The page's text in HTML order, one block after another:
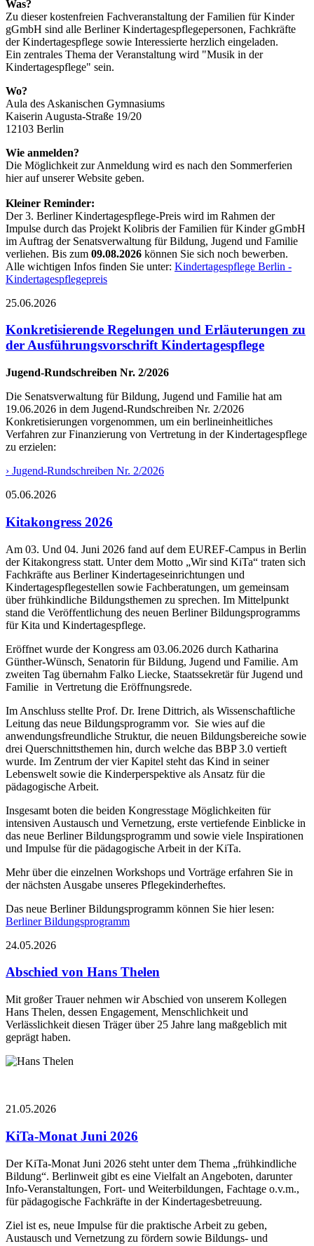
Was?
Zu dieser kostenfreien Fachveranstaltung der Familien für Kinder
gGmbH sind alle Berliner Kindertagespflegepersonen, Fachkräfte
der Kindertagespflege sowie Interessierte herzlich eingeladen.
Ein zentrales Thema der Veranstaltung wird "Musik in der
Kindertagespflege" sein.
Wo?
Aula des Askanischen Gymnasiums
Kaiserin Augusta-Straße 19/20
12103 Berlin
Wie anmelden?
Die Möglichkeit zur Anmeldung wird es nach den Sommerferien
hier auf unserer Website geben.
Kleiner Reminder:
Der 3. Berliner Kindertagespflege-Preis wird im Rahmen der
Impulse durch das Projekt Kolibris der Familien für Kinder gGmbH
im Auftrag der Senatsverwaltung für Bildung, Jugend und Familie
verliehen. Bis zum 09.08.2026 können Sie sich noch bewerben.
Alle wichtigen Infos finden Sie unter: Kindertagespflege Berlin -
Kindertagespflegepreis
25.06.2026
Konkretisierende Regelungen und Erläuterungen zu
der Ausführungsvorschrift Kindertagespflege
Jugend-Rundschreiben Nr. 2/2026
Die Senatsverwaltung für Bildung, Jugend und Familie hat am
19.06.2026 in dem Jugend-Rundschreiben Nr. 2/2026
Konkretisierungen vorgenommen, um ein berlineinheitliches
Verfahren zur Finanzierung von Vertretung in der Kindertagespflege
zu erzielen:
› Jugend-Rundschreiben Nr. 2/2026
05.06.2026
Kitakongress 2026
Am 03. Und 04. Juni 2026 fand auf dem EUREF-Campus in Berlin
der Kitakongress statt. Unter dem Motto „Wir sind KiTa“ traten sich
Fachkräfte aus Berliner Kindertageseinrichtungen und
Kindertagespflegestellen sowie Fachberatungen, um gemeinsam
über frühkindliche Bildungsthemen zu sprechen. Im Mittelpunkt
stand die Veröffentlichung des neuen Berliner Bildungsprogramms
für Kita und Kindertagespflege.
Eröffnet wurde der Kongress am 03.06.2026 durch Katharina
Günther-Wünsch, Senatorin für Bildung, Jugend und Familie. Am
zweiten Tag übernahm Falko Liecke, Staatssekretär für Jugend und
Familie in Vertretung die Eröffnungsrede.
Im Anschluss stellte Prof. Dr. Irene Dittrich, als Wissenschaftliche
Leitung das neue Bildungsprogramm vor. Sie wies auf die
anwendungsfreundliche Struktur, die neuen Bildungsbereiche sowie
drei Querschnittsthemen hin, durch welche das BBP 3.0 vertieft
wurde. Im Zentrum der vier Kapitel steht das Kind in seiner
Lebenswelt sowie die Kinderperspektive als Ansatz für die
pädagogische Arbeit.
Insgesamt boten die beiden Kongresstage Möglichkeiten für
intensiven Austausch und Vernetzung, erste vertiefende Einblicke in
das neue Berliner Bildungsprogramm und sowie viele Inspirationen
und Impulse für die pädagogische Arbeit in der KiTa.
Mehr über die einzelnen Workshops und Vorträge erfahren Sie in
der nächsten Ausgabe unseres Pflegekinderheftes.
Das neue Berliner Bildungsprogramm können Sie hier lesen:
Berliner Bildungsprogramm
24.05.2026
Abschied von Hans Thelen
Mit großer Trauer nehmen wir Abschied von unserem Kollegen
Hans Thelen, dessen Engagement, Menschlichkeit und
Verlässlichkeit diesen Träger über 25 Jahre lang maßgeblich mit
geprägt haben.
21.05.2026
KiTa-Monat Juni 2026
Der KiTa-Monat Juni 2026 steht unter dem Thema „frühkindliche
Bildung“. Berlinweit gibt es eine Vielfalt an Angeboten, darunter
Info-Veranstaltungen, Fort- und Weiterbildungen, Fachtage o.v.m.,
für pädagogische Fachkräfte in der Kindertagesbetreuung.
Ziel ist es, neue Impulse für die praktische Arbeit zu geben,
Austausch und Vernetzung zu fördern sowie Bildungs- und